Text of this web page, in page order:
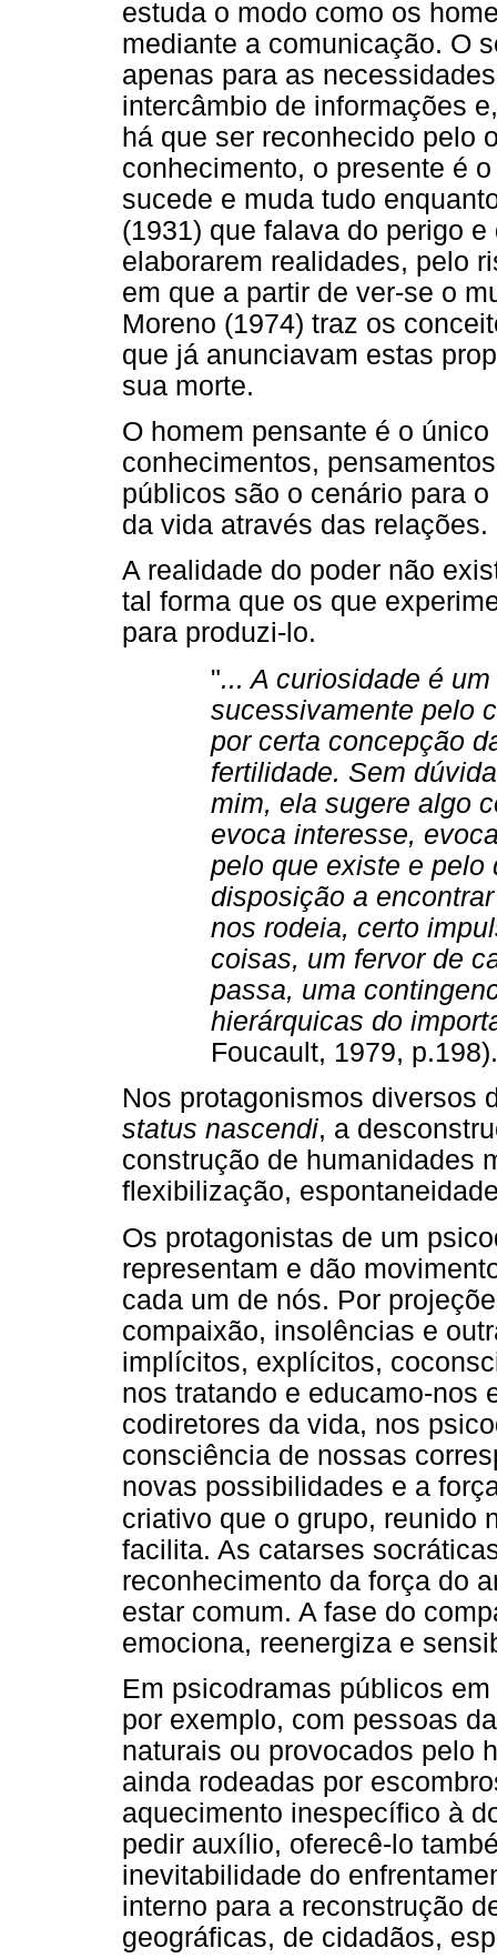
estuda o modo como os
mediante a comunicação. O
apenas para as
intercâmbio de informações
há que ser reconhecido pelo
conhecimento, o presente é
sucede e muda tudo
(1931) que falava do perigo
elaborarem realidades, pelo
em que a partir de ver-se o
Moreno (1974) traz os
que já anunciavam estas
sua morte.
O homem pensante é o
conhecimentos,
públicos são o cenário para
da vida através das relações.
A realidade do poder não
tal forma que os que
para produzi-lo.
"... A curiosidade é
sucessivamente pelo
por certa concepção
fertilidade. Sem
mim, ela sugere algo
evoca interesse,
pelo que existe e pelo
disposição a
nos rodeia, certo
coisas, um fervor de
passa, uma
hierárquicas do
Foucault, 1979, p.198).
Nos protagonismos diversos
status nascendi, a
construção de humanidades
flexibilização,
Os protagonistas de um
representam e dão
cada um de nós. Por
compaixão, insolências e
implícitos, explícitos,
nos tratando e educamo-nos
codiretores da vida, nos
consciência de nossas
novas possibilidades e a
criativo que o grupo, reunido
facilita. As catarses
reconhecimento da força do
estar comum. A fase do
emociona, reenergiza e
Em psicodramas públicos
por exemplo, com pessoas
naturais ou provocados pelo
ainda rodeadas por
aquecimento inespecífico à
pedir auxílio, oferecê-lo
inevitabilidade do
interno para a reconstrução
geográficas, de cidadãos,